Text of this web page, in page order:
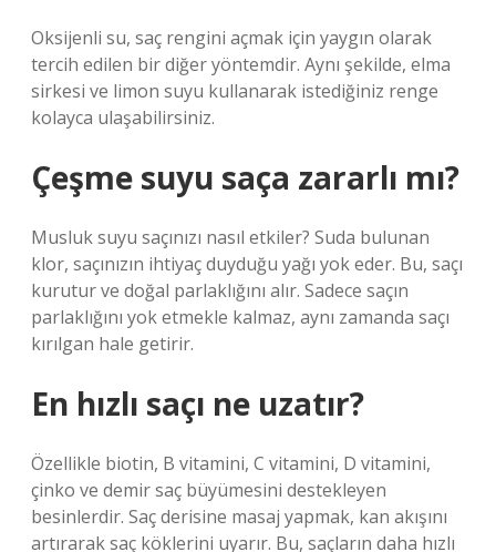
Oksijenli su, saç rengini açmak için yaygın olarak
tercih edilen bir diğer yöntemdir. Aynı şekilde, elma
sirkesi ve limon suyu kullanarak istediğiniz renge
kolayca ulaşabilirsiniz.
Çeşme suyu saça zararlı mı?
Musluk suyu saçınızı nasıl etkiler? Suda bulunan
klor, saçınızın ihtiyaç duyduğu yağı yok eder. Bu, saçı
kurutur ve doğal parlaklığını alır. Sadece saçın
parlaklığını yok etmekle kalmaz, aynı zamanda saçı
kırılgan hale getirir.
En hızlı saçı ne uzatır?
Özellikle biotin, B vitamini, C vitamini, D vitamini,
çinko ve demir saç büyümesini destekleyen
besinlerdir. Saç derisine masaj yapmak, kan akışını
artırarak saç köklerini uyarır. Bu, saçların daha hızlı